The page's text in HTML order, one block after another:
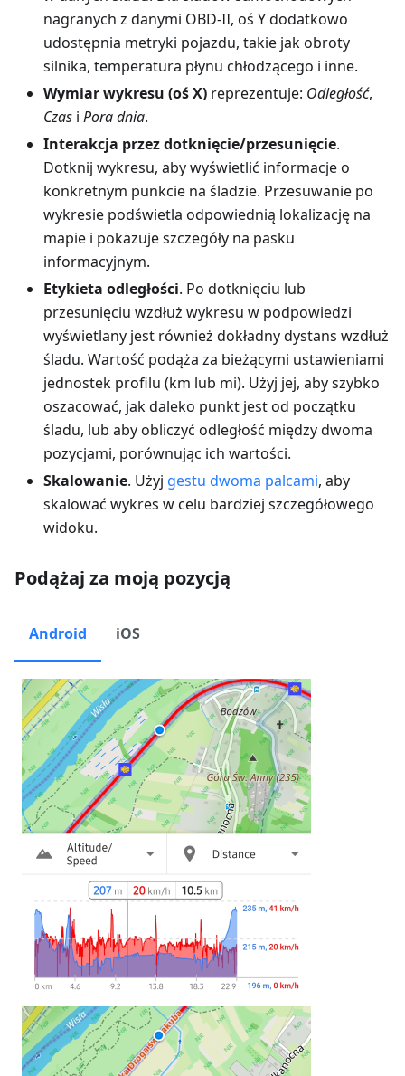
nagranych z danymi OBD-II, oś Y dodatkowo
udostępnia metryki pojazdu, takie jak obroty
silnika, temperatura płynu chłodzącego i inne.
Wymiar wykresu (oś X) reprezentuje: Odległość,
Czas i Pora dnia.
Interakcja przez dotknięcie/przesunięcie.
Dotknij wykresu, aby wyświetlić informacje o
konkretnym punkcie na śladzie. Przesuwanie po
wykresie podświetla odpowiednią lokalizację na
mapie i pokazuje szczegóły na pasku
informacyjnym.
Etykieta odległości. Po dotknięciu lub
przesunięciu wzdłuż wykresu w podpowiedzi
wyświetlany jest również dokładny dystans wzdłuż
śladu. Wartość podąża za bieżącymi ustawieniami
jednostek profilu (km lub mi). Użyj jej, aby szybko
oszacować, jak daleko punkt jest od początku
śladu, lub aby obliczyć odległość między dwoma
pozycjami, porównując ich wartości.
Skalowanie. Użyj gestu dwoma palcami, aby
skalować wykres w celu bardziej szczegółowego
widoku.
Podążaj za moją pozycją
Android iOS